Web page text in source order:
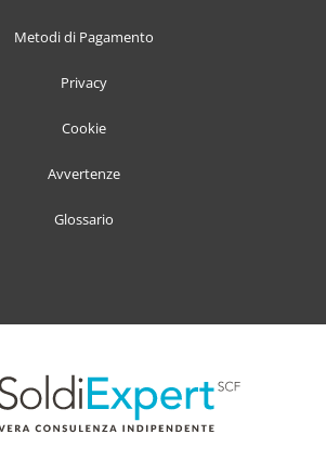
Metodi di Pagamento
Privacy
Cookie
Avvertenze
Glossario